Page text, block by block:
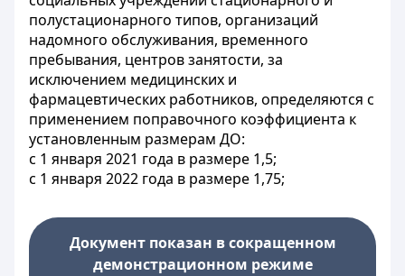
полустационарного типов, организаций
надомного обслуживания, временного
пребывания, центров занятости, за
исключением медицинских и
фармацевтических работников, определяются с
применением поправочного коэффициента к
установленным размерам ДО:
с 1 января 2021 года в размере 1,5;
с 1 января 2022 года в размере 1,75;
Документ показан в сокращенном
демонстрационном режиме